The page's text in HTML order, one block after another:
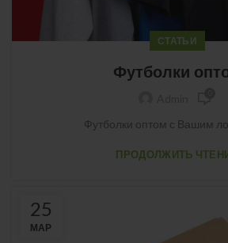
СТАТЬИ
Футболки
Футболки оптом с Вашим
ПРОДОЛЖИТЬ
25
МАР